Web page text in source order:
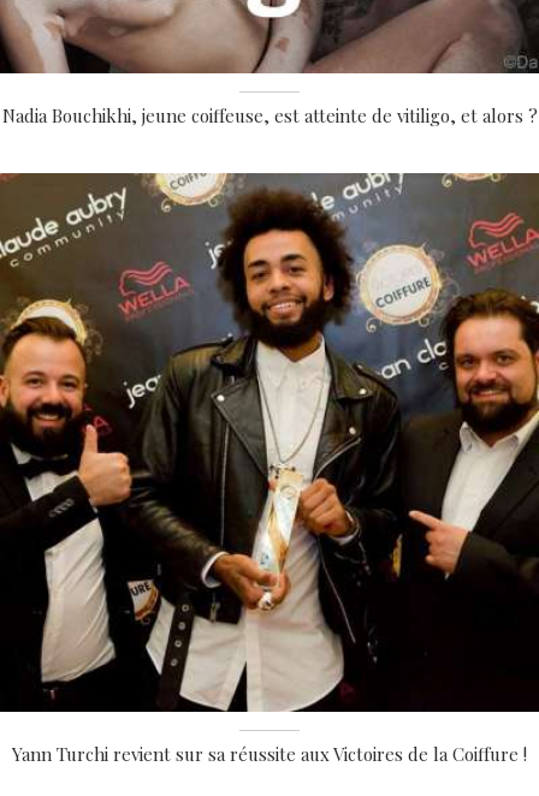
Nadia Bouchikhi, jeune coiffeuse, est atteinte de vitiligo, et alors ?
Yann Turchi revient sur sa réussite aux Victoires de la Coiffure !